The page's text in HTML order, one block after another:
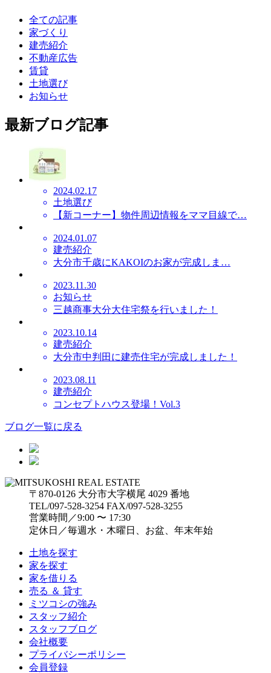
全ての記事
家づくり
建売紹介
不動産広告
賃貸
土地選び
お知らせ
最新ブログ記事
2024.02.17
土地選び
【新コーナー】物件周辺情報をママ目線で…
2024.01.07
建売紹介
大分市千歳にKAKOIのお家が完成しま…
2023.11.30
お知らせ
三越商事大分大住宅祭を行いました！
2023.10.14
建売紹介
大分市中判田に建売住宅が完成しました！
2023.08.11
建売紹介
コンセプトハウス登場！Vol.3
ブログ一覧に戻る
〒870-0126 大分市大字横尾 4029 番地
TEL/097-528-3254 FAX/097-528-3255
営業時間／9:00 〜 17:30
定休日／毎週水・木曜日、お盆、年末年始
土地を探す
家を探す
家を借りる
売る ＆ 貸す
ミツコシの強み
スタッフ紹介
スタッフブログ
会社概要
プライバシーポリシー
会員登録